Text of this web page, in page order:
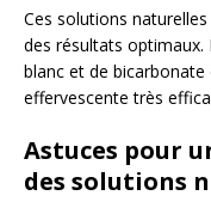
Ces solutions
des résultats optimaux.
blanc et de
effervescente très
Astuces pour
des solutions